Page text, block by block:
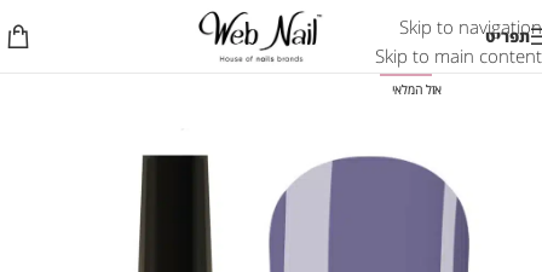
Skip to navigation
Skip to main content
תפריט
-50%
אזל המלאי